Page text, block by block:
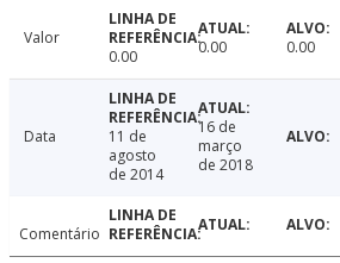
Valor
0.00
0.00 0.00
Data
11 de
agosto
de 2014
16 de
março
de 2018
Comentário